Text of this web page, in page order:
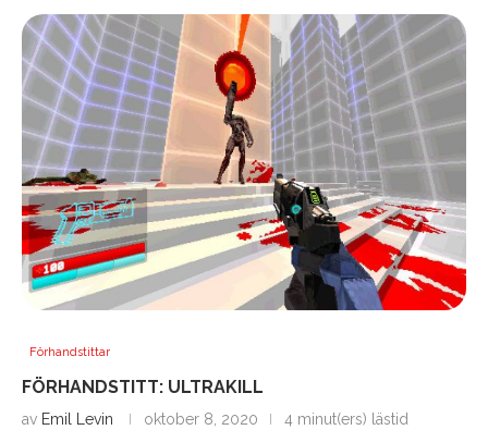
Förhandstittar
FÖRHANDSTITT: ULTRAKILL
av Emil Levin oktober 8, 2020 4 minut(ers) lästid